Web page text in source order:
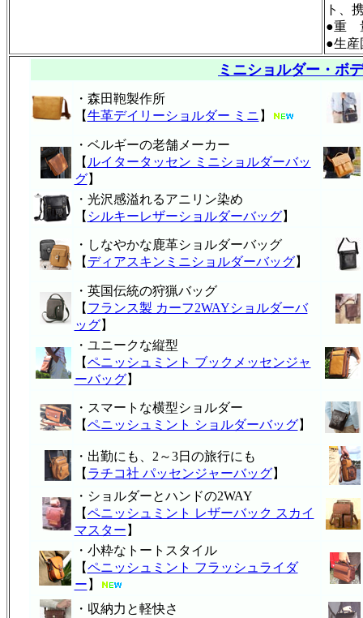
ト、
●重
●生産
ミニショルダー・ボ
・森田鞄製作所
【牛革デイリーショルダー ミニ 】
・ベルギーの老舗メーカー
【 ルイタータッセン ミニショルダーバッ
グ】
・光沢感溢れるアニリン染め
【 シルキーレザーショルダーバッグ】
・しなやかな鹿革ショルダーバッグ
【 ディアスキンミニショルダーバッグ】
・英国伝統の狩猟バッグ
【 フランス製 カーフ2WAYショルダーバ
ッグ】
・ユニークな縦型
【ペニッシュミント ブックメッセンジャ
ーバッグ】
・スマートな横型ショルダー
【ペニッシュミント ショルダーバッグ】
・出勤にも、2～3日の旅行にも
【 ラチコ社 パッセンジャーバッグ】
・ショルダーとハンドの2WAY
【ペニッシュミント レザーバック スカイ
マスター 】
・小粋なトートスタイル
【ペニッシュミント フラッシュライダ
ー 】
・収納力と軽快さ